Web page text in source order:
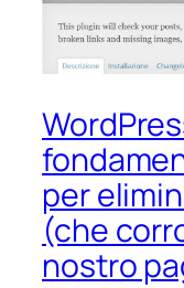
per
(che
nostro